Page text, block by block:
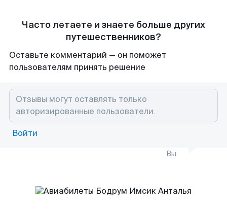
Часто летаете и знаете больше других
путешественников?
Оставьте комментарий — он поможет
пользователям принять решение
Войти
Вы